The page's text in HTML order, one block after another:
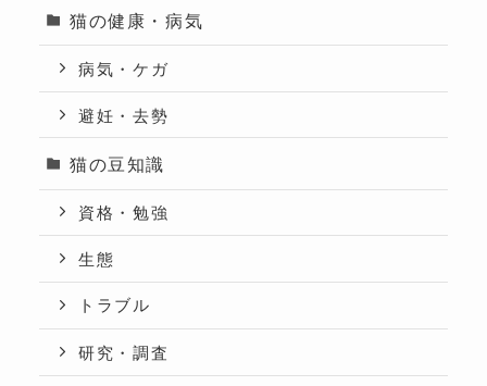
猫の健康・病気
病気・ケガ
避妊・去勢
猫の豆知識
資格・勉強
生態
トラブル
研究・調査